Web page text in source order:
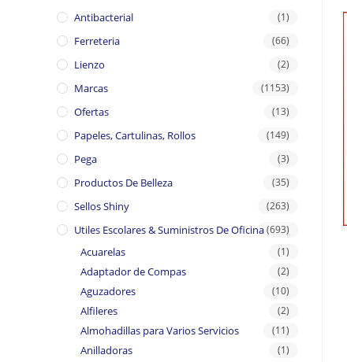
Antibacterial (1)
Ferreteria (66)
Lienzo (2)
Marcas (1153)
Ofertas (13)
Papeles, Cartulinas, Rollos (149)
Pega (3)
Productos De Belleza (35)
Sellos Shiny (263)
Utiles Escolares & Suministros De Oficina(693)
Acuarelas (1)
Adaptador de Compas (2)
Aguzadores (10)
Alfileres (2)
Almohadillas para Varios Servicios (11)
Anilladoras (1)